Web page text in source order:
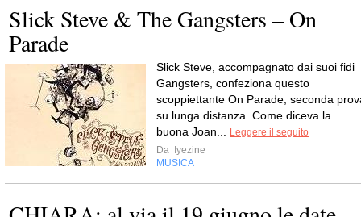
Slick Steve & The Gangsters – On
Parade
Slick Steve, accompagnato dai suoi fidi
Gangsters, confeziona questo
scoppiettante On Parade, seconda
su lunga distanza. Come diceva la
buona Joan...
Leggere il seguito
Da
Iyezine
MUSICA